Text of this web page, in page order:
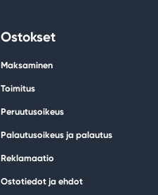
Ostokset
Maksaminen
Toimitus
Peruutusoikeus
Palautusoikeus ja palautus
Reklamaatio
Ostotiedot ja ehdot